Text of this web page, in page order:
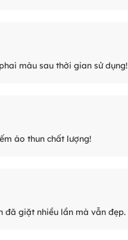
màu sau thời gian sử dụng!
áo thun chất lượng!
đã giặt nhiều lần mà vẫn đẹp.